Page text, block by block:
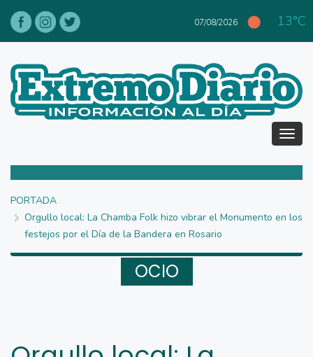
07/08/2026 13°C
PORTADA
Orgullo local: La Chamba Folk hizo vibrar el Monumento en los
festejos por el Día de la Bandera en Rosario
OCIO